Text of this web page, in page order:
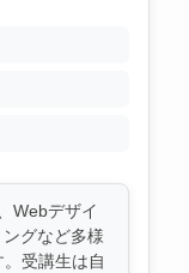
Webデザイ
グなど多様
受講生は自